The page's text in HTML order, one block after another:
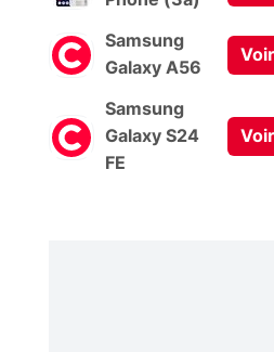
Samsung
Galaxy A56
Samsung
Galaxy S24
FE